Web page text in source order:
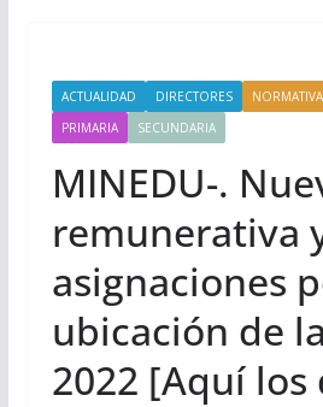
ACTUALIDAD DIRECTORES NORMATIVA
PRIMARIA
SECUNDARIA
MINEDU-.
remunerativa
asignaciones
ubicación de
2022 [Aquí los